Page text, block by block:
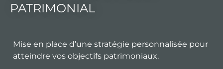
PATRIMONIAL
Mise en place d’une stratégie personnalisée pour
atteindre vos objectifs patrimoniaux.